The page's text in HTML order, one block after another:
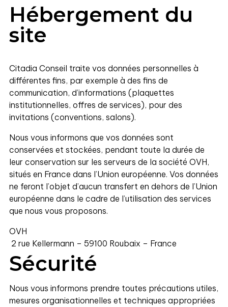
Hébergement du
site
Citadia Conseil traite vos données personnelles à
différentes fins, par exemple à des fins de
communication, d’informations (plaquettes
institutionnelles, offres de services), pour des
invitations (conventions, salons).
Nous vous informons que vos données sont
conservées et stockées, pendant toute la durée de
leur conservation sur les serveurs de la société OVH,
situés en France dans l’Union européenne. Vos données
ne feront l’objet d’aucun transfert en dehors de l’Union
européenne dans le cadre de l’utilisation des services
que nous vous proposons.
OVH
2 rue Kellermann – 59100 Roubaix – France
Sécurité
Nous vous informons prendre toutes précautions utiles,
mesures organisationnelles et techniques appropriées